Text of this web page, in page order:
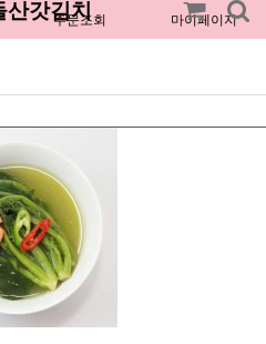
주문조회 마이페이지
산갓김치